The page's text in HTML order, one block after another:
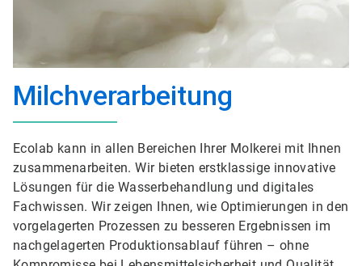
Milchverarbeitung
Ecolab kann in allen Bereichen Ihrer Molkerei mit Ihnen
zusammenarbeiten. Wir bieten erstklassige innovative
Lösungen für die Wasserbehandlung und digitales
Fachwissen. Wir zeigen Ihnen, wie Optimierungen in den
vorgelagerten Prozessen zu besseren Ergebnissen im
nachgelagerten Produktionsablauf führen – ohne